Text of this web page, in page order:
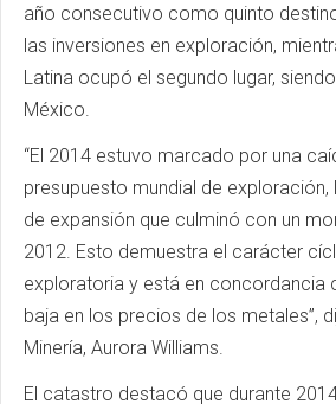
año consecutivo como quinto
las inversiones en exploración,
Latina ocupó el segundo lugar,
México.
“El 2014 estuvo marcado por una
presupuesto mundial de
de expansión que culminó con un
2012. Esto demuestra el carácter
exploratoria y está en concordancia
baja en los precios de los metales”,
Minería, Aurora Williams.
El catastro destacó que durante